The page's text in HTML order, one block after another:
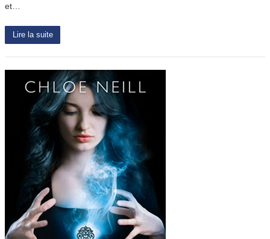
et…
Lire la suite